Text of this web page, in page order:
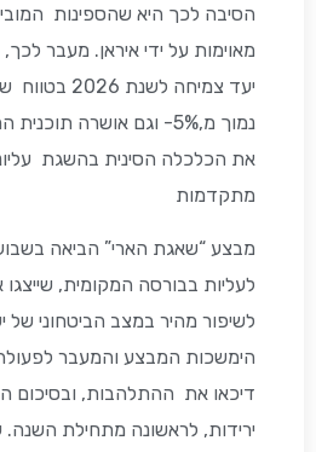
הסיבה לכך היא שהספינות
מאוימות על ידי איראן. מעבר
את הכלכלה הסינית בהשגת
מתקדמות
מבצע “שאגת הארי” הביאה
לעליות בבורסה המקומית, שייצגו
לשיפור מהיר במצב הביטחוני
הימשכות המבצע והמעבר
דיכאו את ההתלהבות, ובסיכום
ירידות, לראשונה מתחילת השנה.